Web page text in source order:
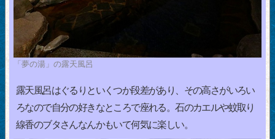
「夢の湯」の露天風呂
露天風呂はぐるりといくつか段差があり、その高さがいろい
ろなので自分の好きなところで座れる。石のカエルや蚊取り
線香のブタさんなんかもいて何気に楽しい。